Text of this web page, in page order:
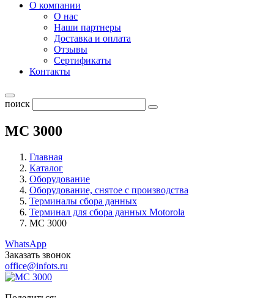
О компании
О нас
Наши партнеры
Доставка и оплата
Отзывы
Сертификаты
Контакты
поиск
MC 3000
Главная
Каталог
Оборудование
Оборудование, снятое с производства
Терминалы сбора данных
Терминал для сбора данных Motorola
MC 3000
WhatsApp
Заказать звонок
office@infots.ru